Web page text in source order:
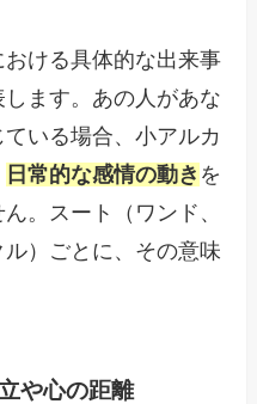
ける具体的な出来事
ます。あの人があな
いる場合、小アルカ
日常的な感情の動き を
。スート（ワンド、
）ごとに、その意味
や心の距離